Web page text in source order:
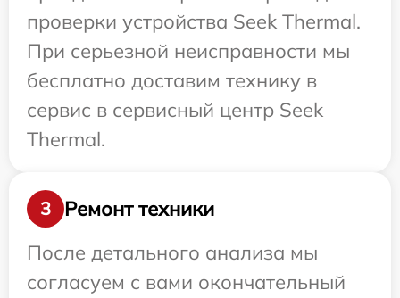
проверки устройства Seek Thermal.
При серьезной неисправности мы
бесплатно доставим технику в
сервис в сервисный центр Seek
Thermal.
3
Ремонт техники
После детального анализа мы
согласуем с вами окончательный